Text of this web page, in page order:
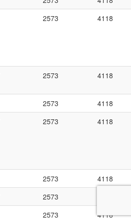
2573 4118
2573 4118
2573
4118
2573 4118
2573
4118
2573
2573 4118